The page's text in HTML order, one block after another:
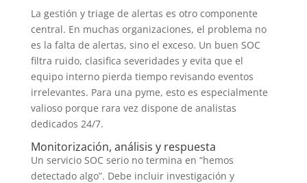
La gestión y triage de alertas es otro componente
central. En muchas organizaciones, el problema no
es la falta de alertas, sino el exceso. Un buen SOC
filtra ruido, clasifica severidades y evita que el
equipo interno pierda tiempo revisando eventos
irrelevantes. Para una pyme, esto es especialmente
valioso porque rara vez dispone de analistas
dedicados 24/7.
Monitorización, análisis y respuesta
Un servicio SOC serio no termina en “hemos
detectado algo”. Debe incluir investigación y